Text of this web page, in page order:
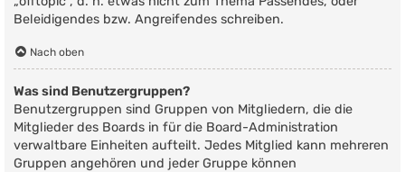
Beleidigendes bzw. Angreifendes schreiben.
Nach oben
Was sind Benutzergruppen?
Benutzergruppen sind Gruppen von Mitgliedern, die die
Mitglieder des Boards in für die Board-Administration
verwaltbare Einheiten aufteilt. Jedes Mitglied kann mehreren
Gruppen angehören und jeder Gruppe können